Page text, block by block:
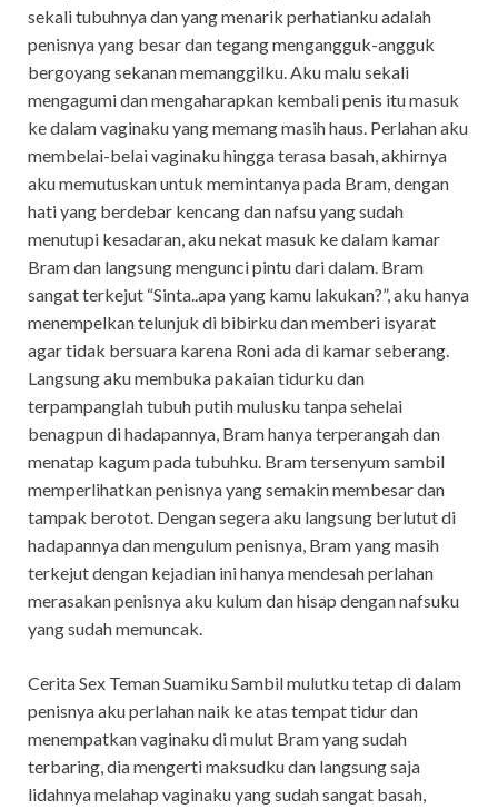
sekali tubuhnya dan yang menarik perhatianku adalah
penisnya yang besar dan tegang mengangguk-angguk
bergoyang sekanan memanggilku. Aku malu sekali
mengagumi dan mengaharapkan kembali penis itu masuk
ke dalam vaginaku yang memang masih haus. Perlahan aku
membelai-belai vaginaku hingga terasa basah, akhirnya
aku memutuskan untuk memintanya pada Bram, dengan
hati yang berdebar kencang dan nafsu yang sudah
menutupi kesadaran, aku nekat masuk ke dalam kamar
Bram dan langsung mengunci pintu dari dalam. Bram
sangat terkejut “Sinta..apa yang kamu lakukan?”, aku hanya
menempelkan telunjuk di bibirku dan memberi isyarat
agar tidak bersuara karena Roni ada di kamar seberang.
Langsung aku membuka pakaian tidurku dan
terpampanglah tubuh putih mulusku tanpa sehelai
benagpun di hadapannya, Bram hanya terperangah dan
menatap kagum pada tubuhku. Bram tersenyum sambil
memperlihatkan penisnya yang semakin membesar dan
tampak berotot. Dengan segera aku langsung berlutut di
hadapannya dan mengulum penisnya, Bram yang masih
terkejut dengan kejadian ini hanya mendesah perlahan
merasakan penisnya aku kulum dan hisap dengan nafsuku
yang sudah memuncak.
Cerita Sex Teman Suamiku Sambil mulutku tetap di dalam
penisnya aku perlahan naik ke atas tempat tidur dan
menempatkan vaginaku di mulut Bram yang sudah
terbaring, dia mengerti maksudku dan langsung saja
lidahnya melahap vaginaku yang sudah sangat basah,